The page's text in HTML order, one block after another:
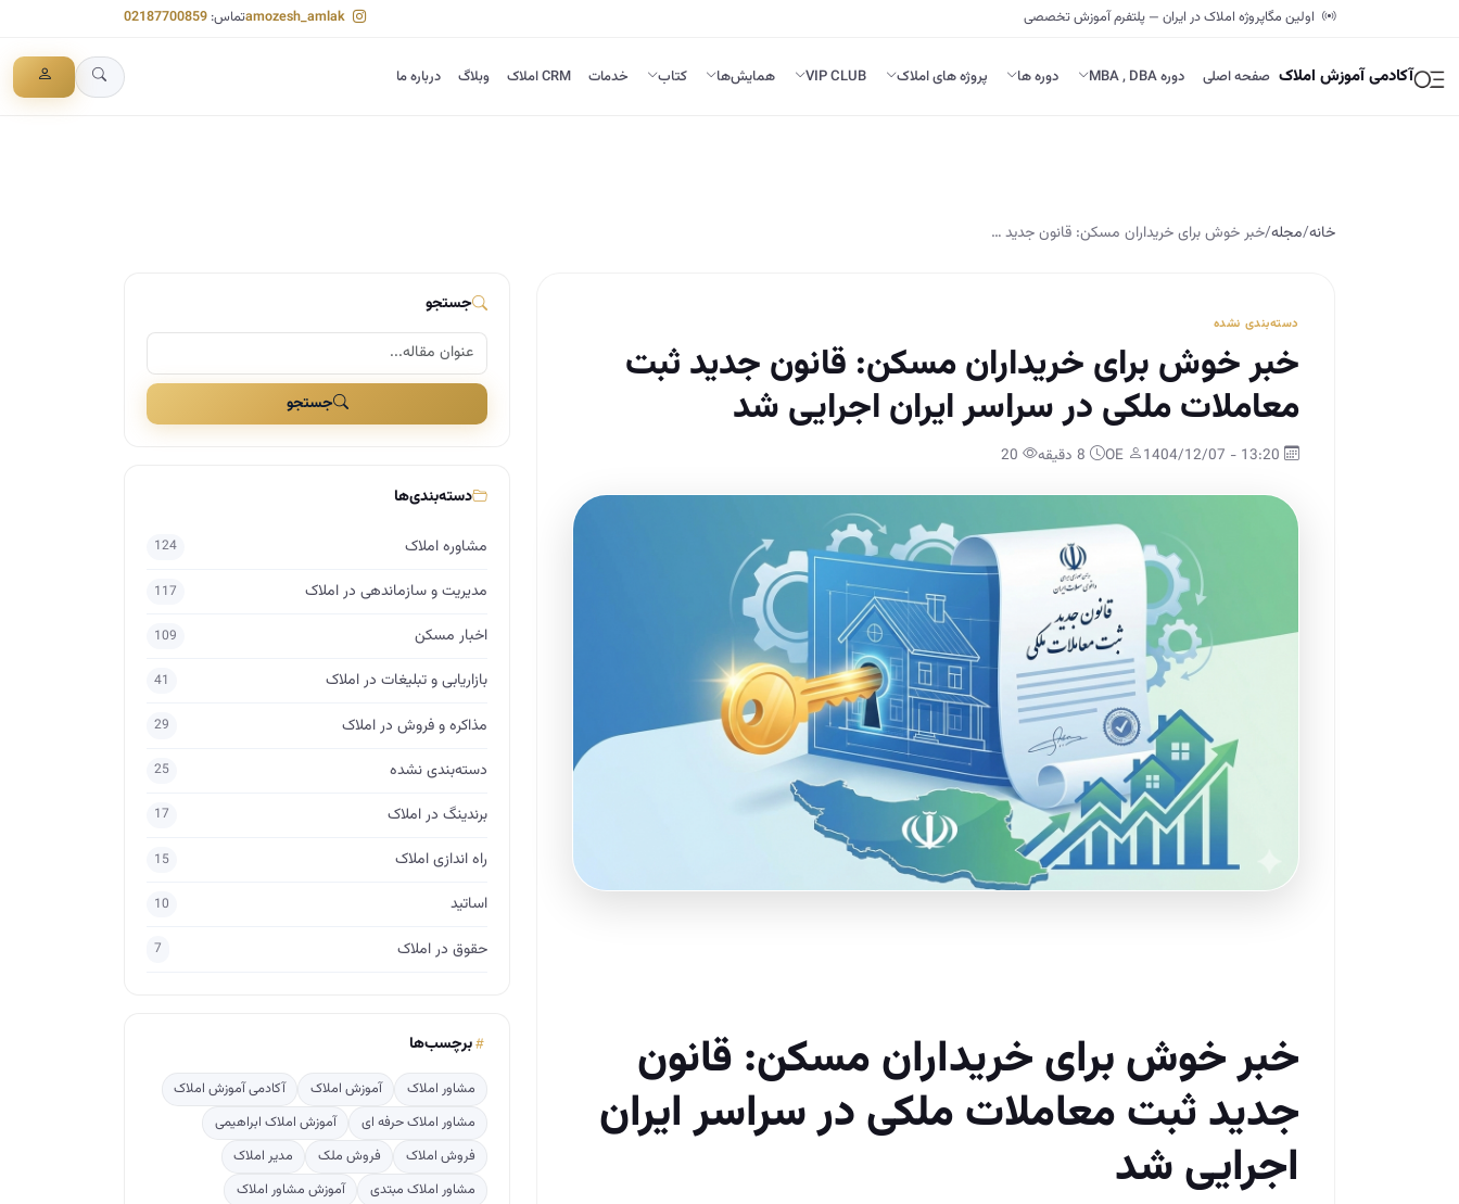
اولین مگاپروژه املاک در ایران — پلتفرم آموزش تخصصی تماس: 02187700859
آکادمی آموزش املاک صفحه اصلی دوره MBA , DBA دوره ها پروژه های املاک VIP CLUB همایش‌ها کتاب خدمات CRM املاک وبلاگ درباره ما
خانه/مجله/خبر خوش برای خریداران مسکن: قانون جدید …
دسته‌بندی نشده
خبر خوش برای خریداران مسکن: قانون جدید ثبت
معاملات ملکی در سراسر ایران اجرایی شد
خبر خوش برای خریداران مسکن: قانون
جدید ثبت معاملات ملکی در سراسر ایران
اجرایی شد
جستجو
جستجو
دسته‌بندی‌ها
مشاوره املاک 124
مدیریت و سازماندهی در املاک 117
اخبار مسکن 109
بازاریابی و تبلیغات در املاک 41
مذاکره و فروش در املاک 29
دسته‌بندی نشده 25
برندینگ در املاک 17
راه اندازی املاک 15
اساتید 10
حقوق در املاک 7
برچسب‌ها
مشاور املاک آموزش املاک
آکادمی آموزش املاک
مشاور املاک حرفه ای
آموزش املاک ابراهیمی
فروش املاک
فروش ملک
مدیر املاک
مشاور املاک مبتدی
آموزش مشاور املاک